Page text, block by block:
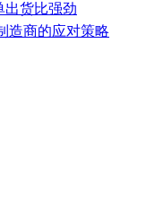
出货比强劲
造商的应对策略